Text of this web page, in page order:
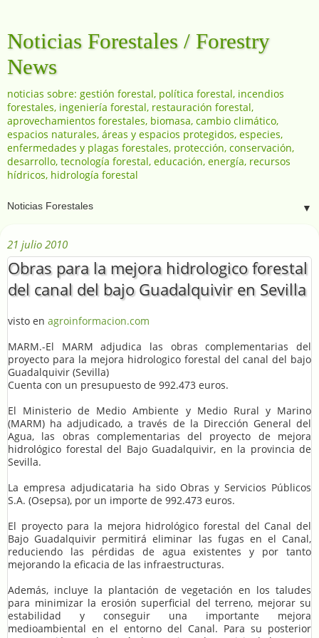
Noticias Forestales / Forestry
News
noticias sobre: gestión forestal, política forestal, incendios
forestales, ingeniería forestal, restauración forestal,
aprovechamientos forestales, biomasa, cambio climático,
espacios naturales, áreas y espacios protegidos, especies,
enfermedades y plagas forestales, protección, conservación,
desarrollo, tecnología forestal, educación, energía, recursos
hídricos, hidrología forestal
▼
21 julio 2010
Obras para la mejora hidrologico forestal
del canal del bajo Guadalquivir en Sevilla
visto en agroinformacion.com
MARM.-El MARM adjudica las obras complementarias del
proyecto para la mejora hidrologico forestal del canal del bajo
Guadalquivir (Sevilla)
Cuenta con un presupuesto de 992.473 euros.
El Ministerio de Medio Ambiente y Medio Rural y Marino
(MARM) ha adjudicado, a través de la Dirección General del
Agua, las obras complementarias del proyecto de mejora
hidrológico forestal del Bajo Guadalquivir, en la provincia de
Sevilla.
La empresa adjudicataria ha sido Obras y Servicios Públicos
S.A. (Osepsa), por un importe de 992.473 euros.
El proyecto para la mejora hidrológico forestal del Canal del
Bajo Guadalquivir permitirá eliminar las fugas en el Canal,
reduciendo las pérdidas de agua existentes y por tanto
mejorando la eficacia de las infraestructuras.
Además, incluye la plantación de vegetación en los taludes
para minimizar la erosión superficial del terreno, mejorar su
estabilidad y conseguir una importante mejora
medioambiental en el entorno del Canal. Para su posterior